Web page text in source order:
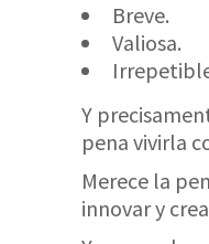
Breve.
Valiosa.
Y
pena vivirla
Merece la
innovar y